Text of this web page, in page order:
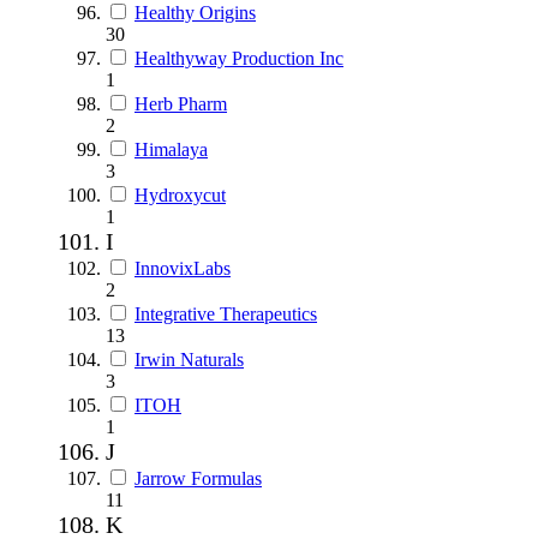
Healthy Origins
30
Healthyway Production Inc
1
Herb Pharm
2
Himalaya
3
Hydroxycut
1
I
InnovixLabs
2
Integrative Therapeutics
13
Irwin Naturals
3
ITOH
1
J
Jarrow Formulas
11
K